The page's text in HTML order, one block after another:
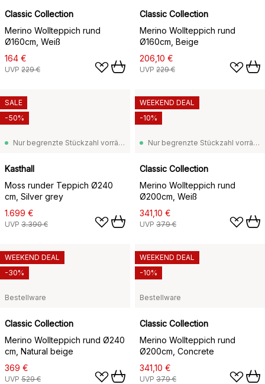
Classic Collection
Merino Wollteppich rund
Ø160cm, Weiß
164 €
UVP 229 €
Classic Collection
Merino Wollteppich rund
Ø160cm, Beige
206,10 €
UVP 229 €
Nur begrenzte Stückzahl vorrätig
Kasthall
Moss runder Teppich Ø240
cm, Silver grey
1.699 €
UVP 3.390 €
SALE
-50%
Nur begrenzte Stückzahl vorrätig
Classic Collection
Merino Wollteppich rund
Ø200cm, Weiß
341,10 €
UVP 379 €
WEEKEND DEAL
-10%
Bestellware
Classic Collection
Merino Wollteppich rund Ø240
cm, Natural beige
369 €
UVP 529 €
WEEKEND DEAL
-30%
Bestellware
Classic Collection
Merino Wollteppich rund
Ø200cm, Concrete
341,10 €
UVP 379 €
WEEKEND DEAL
-10%